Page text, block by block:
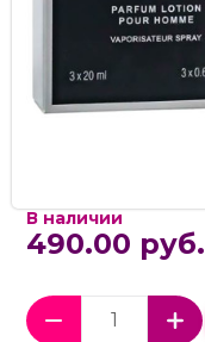
В наличии
490.00 руб.